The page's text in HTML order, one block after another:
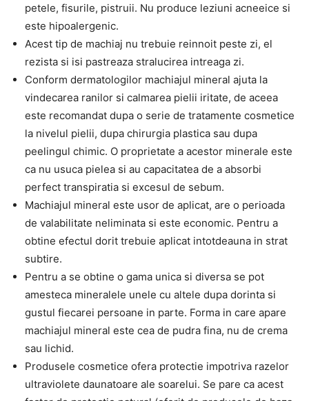
petele, fisurile, pistruii. Nu produce leziuni acneeice si
este hipoalergenic.
Acest tip de machiaj nu trebuie reinnoit peste zi, el
rezista si isi pastreaza stralucirea intreaga zi.
Conform dermatologilor machiajul mineral ajuta la
vindecarea ranilor si calmarea pielii iritate, de aceea
este recomandat dupa o serie de tratamente cosmetice
la nivelul pielii, dupa chirurgia plastica sau dupa
peelingul chimic. O proprietate a acestor minerale este
ca nu usuca pielea si au capacitatea de a absorbi
perfect transpiratia si excesul de sebum.
Machiajul mineral este usor de aplicat, are o perioada
de valabilitate neliminata si este economic. Pentru a
obtine efectul dorit trebuie aplicat intotdeauna in strat
subtire.
Pentru a se obtine o gama unica si diversa se pot
amesteca mineralele unele cu altele dupa dorinta si
gustul fiecarei persoane in parte. Forma in care apare
machiajul mineral este cea de pudra fina, nu de crema
sau lichid.
Produsele cosmetice ofera protectie impotriva razelor
ultraviolete daunatoare ale soarelui. Se pare ca acest